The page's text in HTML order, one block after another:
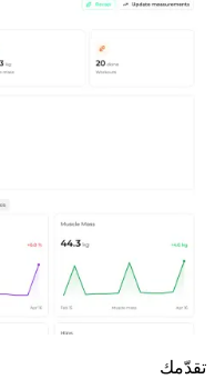
تقدّمك